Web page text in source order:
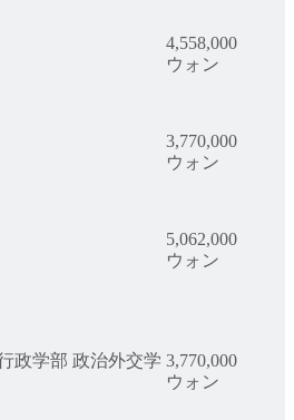
4,558,000
ウォン
3,770,000
ウォン
5,062,000
ウォン
政学部 政治外交学 3,770,000
ウォン